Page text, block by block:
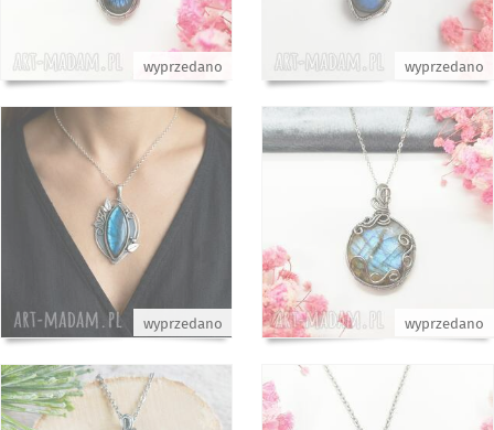
wyprzedano wyprzedano
wyprzedano wyprzedano